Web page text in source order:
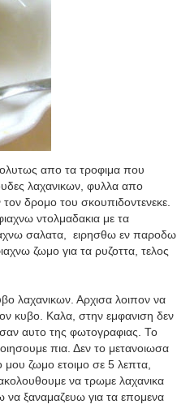
απο τα τροφιμα που
λαχανικων, φυλλα απο
δρομο του σκουπιδοντενεκε.
ντολμαδακια με τα
σαλατα,
ειρησθω εν παροδω
ζωμο για τα ρυζοττα, τελος
λαχανικων. Αρχισα λοιπον να
κυβο. Καλα, στην εμφανιση δεν
αυτο της φωτογραφιας. Το
πια. Δεν το μετανοιωσα
μου ζωμο ετοιμο σε 5 λεπτα,
να τρωμε λαχανικα
να ξαναμαζευω για τα επομενα